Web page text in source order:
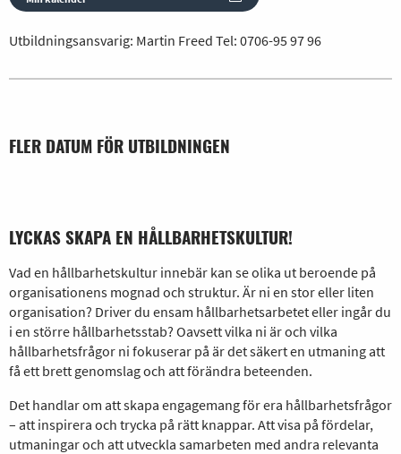
Utbildningsansvarig: Martin Freed Tel: 0706-95 97 96
FLER DATUM FÖR UTBILDNINGEN
LYCKAS SKAPA EN HÅLLBARHETSKULTUR!
Vad en hållbarhetskultur innebär kan se olika ut beroende på
organisationens mognad och struktur. Är ni en stor eller liten
organisation? Driver du ensam hållbarhetsarbetet eller ingår du
i en större hållbarhetsstab? Oavsett vilka ni är och vilka
hållbarhetsfrågor ni fokuserar på är det säkert en utmaning att
få ett brett genomslag och att förändra beteenden.
Det handlar om att skapa engagemang för era hållbarhetsfrågor
– att inspirera och trycka på rätt knappar. Att visa på fördelar,
utmaningar och att utveckla samarbeten med andra relevanta